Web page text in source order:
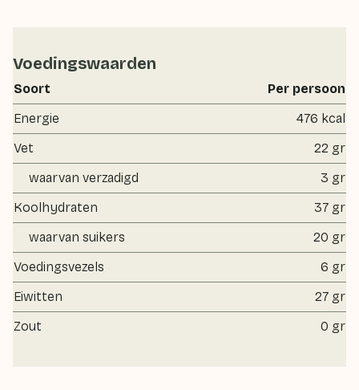
Voedingswaarden
Soort
Per persoon
Energie
476 kcal
Vet
22 gr
waarvan verzadigd
3 gr
Koolhydraten
37 gr
waarvan suikers
20 gr
Voedingsvezels
6 gr
Eiwitten
27 gr
Zout
0 gr